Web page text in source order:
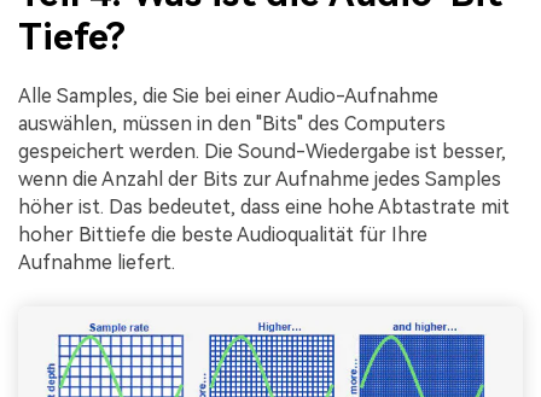
Tiefe?
Alle Samples, die Sie bei einer Audio-Aufnahme
auswählen, müssen in den "Bits" des Computers
gespeichert werden. Die Sound-Wiedergabe ist besser,
wenn die Anzahl der Bits zur Aufnahme jedes Samples
höher ist. Das bedeutet, dass eine hohe Abtastrate mit
hoher Bittiefe die beste Audioqualität für Ihre
Aufnahme liefert.